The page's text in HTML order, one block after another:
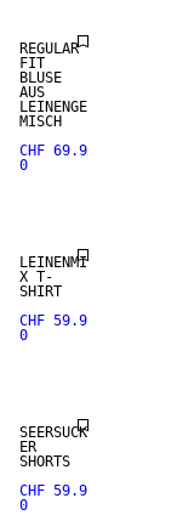
REGULAR
FIT
BLUSE
AUS
LEINENGE
MISCH
CHF 69.9
0
LEINENMI
X T-
SHIRT
CHF 59.9
0
SEERSUCK
ER
SHORTS
CHF 59.9
0